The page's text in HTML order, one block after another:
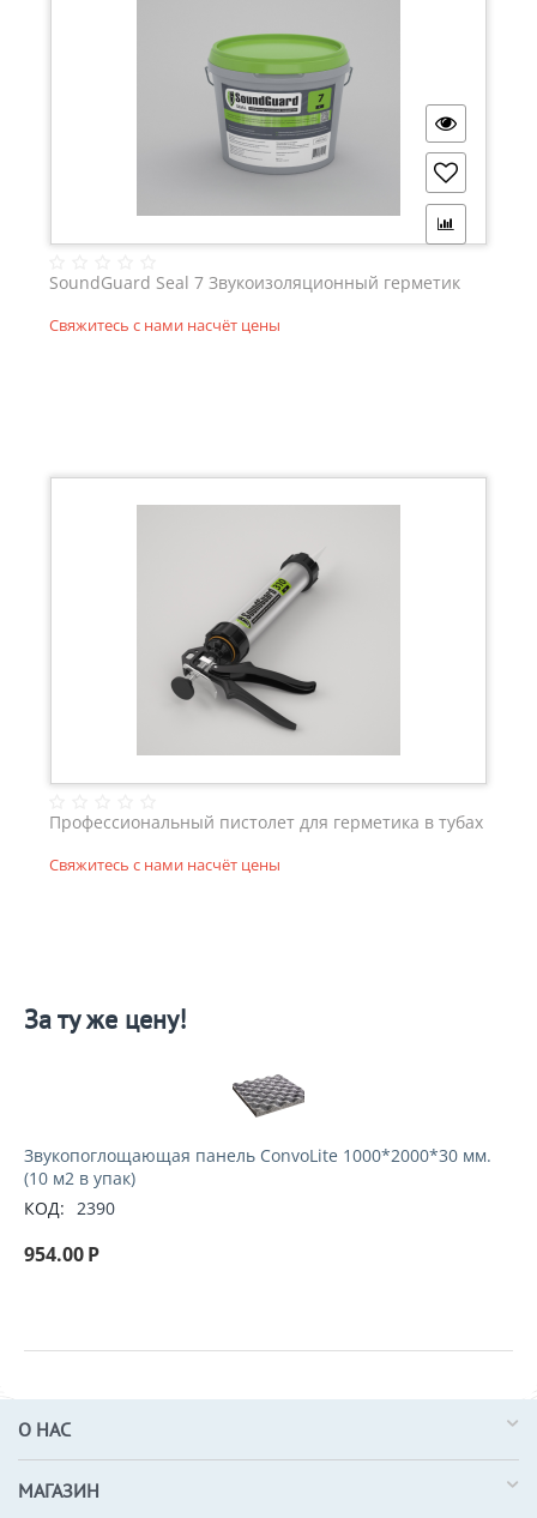
SoundGuard Seal 7 Звукоизоляционный герметик
Свяжитесь с нами насчёт цены
Профессиональный пистолет для герметика в тубах
Свяжитесь с нами насчёт цены
За ту же цену!
Звукопоглощающая панель ConvoLite 1000*2000*30 мм.
(10 м2 в упак)
КОД: 2390
954.00Р
О НАС
МАГАЗИН